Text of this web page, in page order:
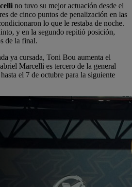
no tuvo su mejor actuación desde el
de cinco puntos de penalización en las
lo que le restaba de noche.
y en la segundo repitió posición,
de la final.
ya cursada, Toni Bou aumenta el
Marcelli es tercero de la general
el 7 de octubre para la siguiente